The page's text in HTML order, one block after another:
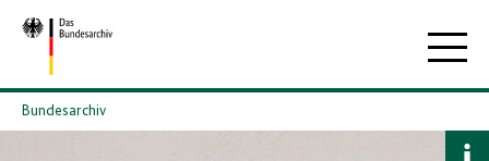
Zur
Startseite
Bundesarchiv